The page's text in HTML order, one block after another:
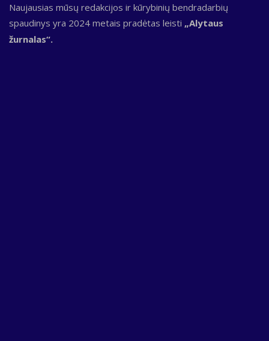
Naujausias mūsų redakcijos ir kūrybinių bendradarbių
spaudinys yra 2024 metais pradėtas leisti „Alytaus
žurnalas“.